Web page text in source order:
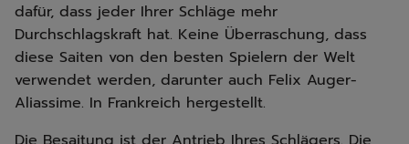
dafür, dass jeder Ihrer Schläge mehr
Durchschlagskraft hat. Keine Überraschung, dass
diese Saiten von den besten Spielern der Welt
verwendet werden, darunter auch Felix Auger-
Aliassime. In Frankreich hergestellt.